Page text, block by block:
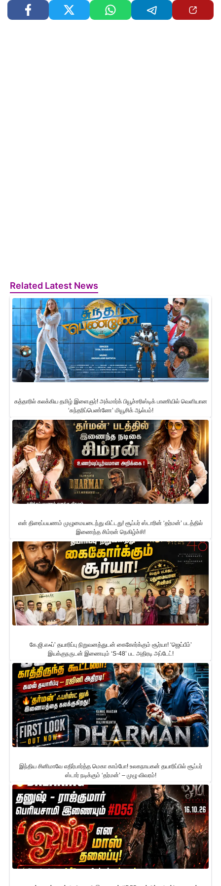
Related Latest News
கத்தாரில் கலக்கிய தமிழ் இளைஞர்! அக்மார்க் பியூச்சரிஸ்டிக் பாணியில் வெளியான
‘சுந்தரிப்பெண்ணே’ மியூசிக் ஆல்பம்!
என் திரைப்பயணம் முழுமையடைந்து விட்டது! சூப்பர் ஸ்டாரின் ‘தர்மன்’ படத்தில்
இணைந்த சிம்ரன் நெகிழ்ச்சி!
கே.ஜி.எஃப்’ தயாரிப்பு நிறுவனத்துடன் கைகோர்க்கும் சூர்யா! ‘ஜெய்பீம்’
இயக்குநருடன் இணையும் ‘S-48’ பட அதிரடி அப்டேட்!
இந்திய சினிமாவே எதிர்பார்த்த மெகா காம்போ! உலகநாயகன் தயாரிப்பில் சூப்பர்
ஸ்டார் நடிக்கும் ‘தர்மன்’ – முழு விவரம்!